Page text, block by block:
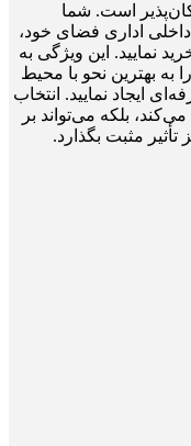
است. شما
اداری فضای خود،
نمایید. این ویژگی به
به بهترین نحو با محیط
ایجاد نمایید. انتخاب
بلکه می‌تواند بر
مثبت بگذارد.